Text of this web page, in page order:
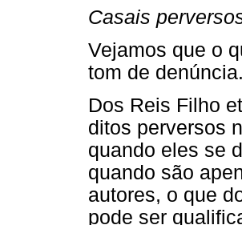
Casais
Vejamos que o
tom de denúncia.
Dos Reis Filho
ditos perversos
quando eles se
quando são
autores, o que
pode ser